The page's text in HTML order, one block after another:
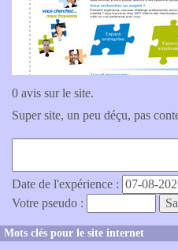
0 avis sur le site.
Super site, un peu déçu, pas
Date de l'expérience :
Votre pseudo :
Mots clés pour le site internet